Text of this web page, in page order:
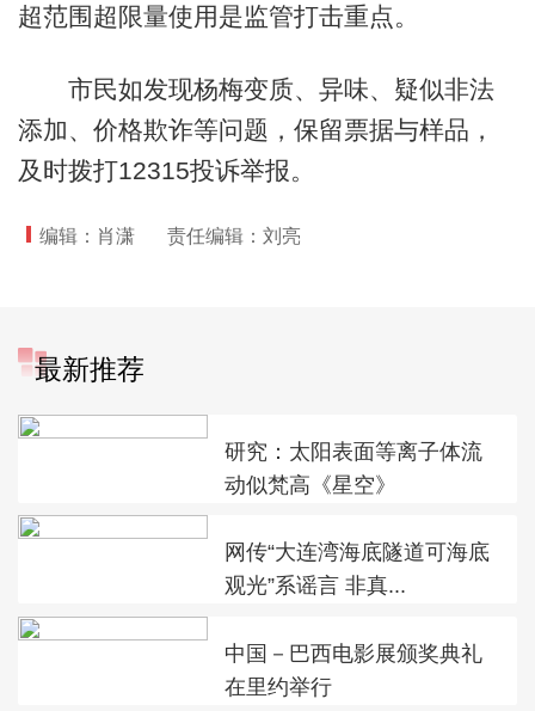
超范围超限量使用是监管打击重点。
市民如发现杨梅变质、异味、疑似非法
添加、价格欺诈等问题，保留票据与样品，
及时拨打12315投诉举报。
编辑：肖潇 责任编辑：刘亮
最新推荐
研究：太阳表面等离子体流
动似梵高《星空》
网传“大连湾海底隧道可海底
观光”系谣言 非真...
中国－巴西电影展颁奖典礼
在里约举行